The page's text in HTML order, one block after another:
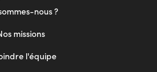
nous ?
missions
l'équipe